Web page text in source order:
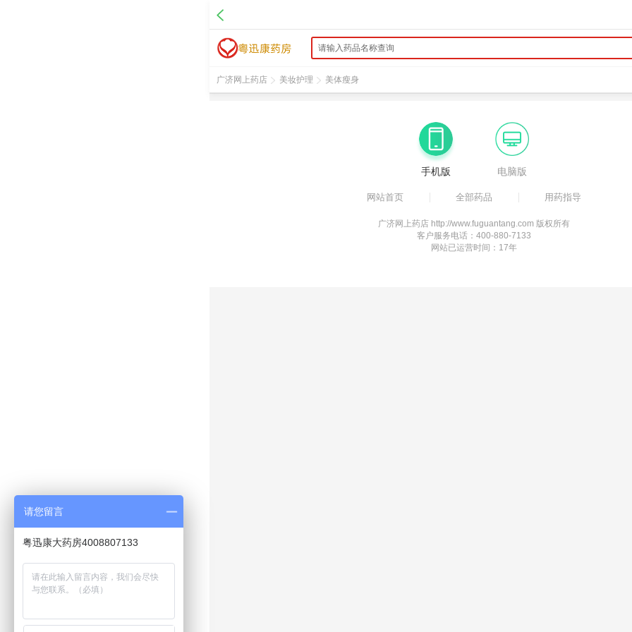
广济网上药店 美妆护理 美体瘦身
手机版 电脑版
网站首页 全部药品 用药指导
广济网上药店 http://www.fuguantang.com 版权所有
客户服务电话：400-880-7133
网站已运营时间：17年
请您留言
粤迅康大药房4008807133